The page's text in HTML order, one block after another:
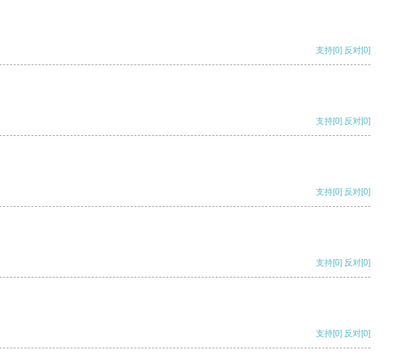
支持[0] 反对[0]
支持[0] 反对[0]
支持[0] 反对[0]
支持[0] 反对[0]
支持[0] 反对[0]